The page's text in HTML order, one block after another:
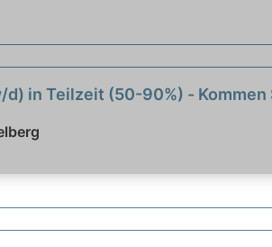
in Teilzeit (50-90%) - Kommen